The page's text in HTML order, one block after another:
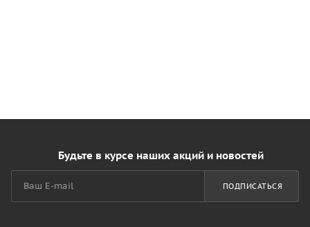
Будьте в курсе наших акций и новостей
ПОДПИСАТЬСЯ